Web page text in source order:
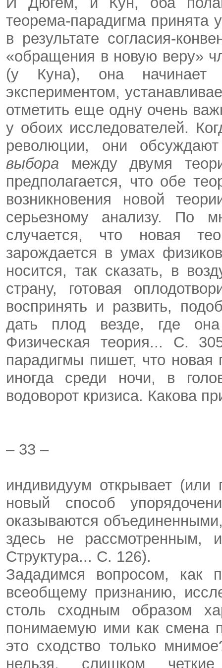
теорема-парадигма принята
в результате согласия-
«обращения в новую веру»
(у Куна), она начинает
экспериментом,
отметить еще одну очень
у обоих исследователей.
революции, они
выбора между двумя
предполагается, что обе
возникновения новой
серьезному анализу. По
случается, что новая
зарождается в умах
носится, так сказать, в
страну, готовая
воспринять и развить,
дать плод везде, где
Физическая теория... С.
парадигмы пишет, что новая
иногда среди ночи, в
водоворот кризиса. Какова
– 33 –
индивидуум открывает
новый способ
оказываются
здесь не рассмотренным,
Структура... С. 126).
Зададимся вопросом, как
всеобщему признанию,
столь сходным образом
понимаемую ими как смена
это сходство только
нельзя, слишком